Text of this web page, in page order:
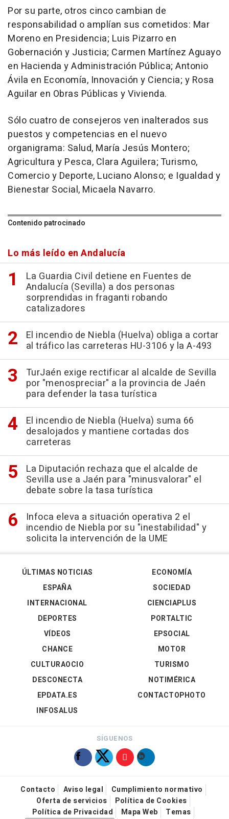
Por su parte, otros cinco cambian de
responsabilidad o amplían sus cometidos: Mar
Moreno en Presidencia; Luis Pizarro en
Gobernación y Justicia; Carmen Martínez Aguayo
en Hacienda y Administración Pública; Antonio
Ávila en Economía, Innovación y Ciencia; y Rosa
Aguilar en Obras Públicas y Vivienda.
Sólo cuatro de consejeros ven inalterados sus
puestos y competencias en el nuevo
organigrama: Salud, María Jesús Montero;
Agricultura y Pesca, Clara Aguilera; Turismo,
Comercio y Deporte, Luciano Alonso; e Igualdad y
Bienestar Social, Micaela Navarro.
Contenido patrocinado
Lo más leído en Andalucía
La Guardia Civil detiene en Fuentes de
Andalucía (Sevilla) a dos personas
sorprendidas in fraganti robando
catalizadores
El incendio de Niebla (Huelva) obliga a cortar
al tráfico las carreteras HU-3106 y la A-493
TurJaén exige rectificar al alcalde de Sevilla
por "menospreciar" a la provincia de Jaén
para defender la tasa turística
El incendio de Niebla (Huelva) suma 66
desalojados y mantiene cortadas dos
carreteras
La Diputación rechaza que el alcalde de
Sevilla use a Jaén para "minusvalorar" el
debate sobre la tasa turística
Infoca eleva a situación operativa 2 el
incendio de Niebla por su "inestabilidad" y
solicita la intervención de la UME
ÚLTIMAS NOTICIAS
ESPAÑA
INTERNACIONAL
DEPORTES
VÍDEOS
ECONOMÍA
SOCIEDAD
CIENCIAPLUS
PORTALTIC
EPSOCIAL
CHANCE
CULTURAOCIO
DESCONECTA
EPDATA.ES
INFOSALUS
MOTOR
TURISMO
NOTIMÉRICA
CONTACTOPHOTO
SÍGUENOS
Contacto Aviso legal
Cumplimiento normativo
Oferta de servicios
Política de Cookies
Política de Privacidad
Mapa Web
Temas